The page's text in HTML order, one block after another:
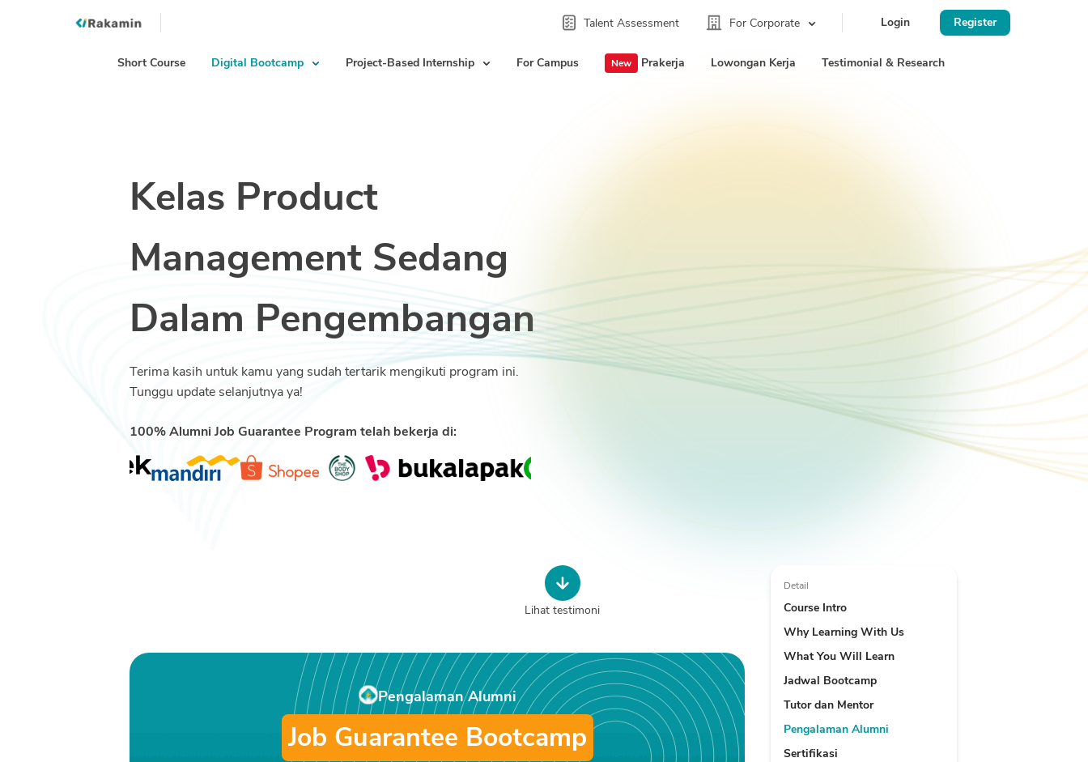
Talent Assessment For Corporate Login Register
Short Course Digital Bootcamp Project-Based Internship For Campus New Prakerja Lowongan Kerja Testimonial & Research
Kelas Product
Management Sedang
Dalam Pengembangan
Terima kasih untuk kamu yang sudah tertarik mengikuti program ini.
Tunggu update selanjutnya ya!
100% Alumni Job Guarantee Program telah bekerja di:
Lihat testimoni
Pengalaman Alumni
Job Guarantee Bootcamp
Detail
Course Intro
Why Learning With Us
What You Will Learn
Jadwal Bootcamp
Tutor dan Mentor
Pengalaman Alumni
Sertifikasi